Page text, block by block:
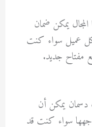
المجال يمكن ضمان
عميل سواء كنت
مفتاح جديد.
دسمان يمكن أن
سواء كنت قد